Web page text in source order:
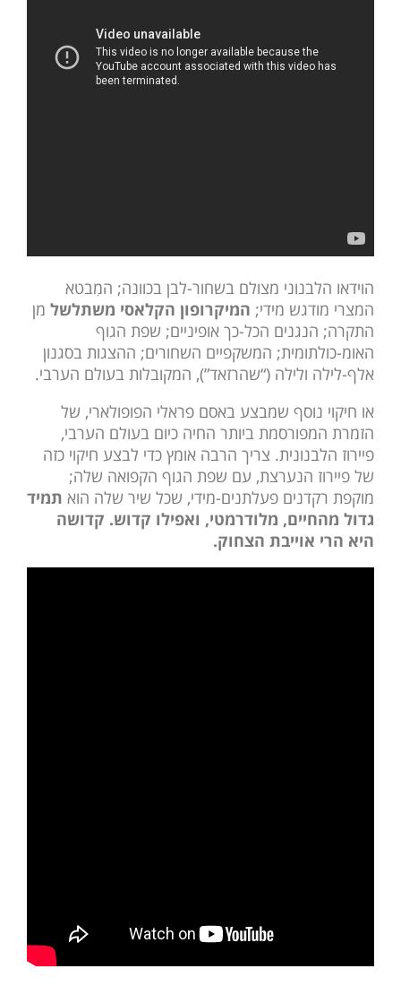
הוידאו הלבנוני מצולם בשחור-לבן בכוונה; המִבטא
המצרי מודגש מידי; המיקרופון הקלאסי משתלשל מן
התקרה; הנגנים הכל-כך אופיניים; שפת הגוף
האומ-כולתומית; המשקפיים השחורים; ההצגות בסגנון
אלף-לילה ולילה (“שהרזאד”), המקובלות בעולם הערבי.
או חיקוי נוסף שמבצע באסם פראלי הפופולארי, של
הזמרת המפורסמת ביותר החיה כיום בעולם הערבי,
פיירוז הלבנונית. צריך הרבה אומץ כדי לבצע חיקוי כזה
של פיירוז הנערצת, עם שפת הגוף הקפואה שלה;
מוקפת רקדנים פעלתנים-מידי, שכל שיר שלה הוא תמיד
גדול מהחיים, מלודרמטי, ואפילו קדוש. קדושה
היא הרי אוייבת הצחוק.